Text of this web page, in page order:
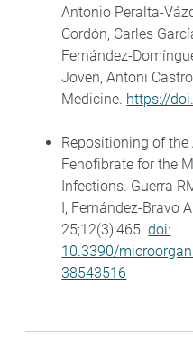
Antonio Peralta-
Cordón, Carles
Fernández-
Joven, Antoni
Medicine. https://
Repositioning of
Fenofibrate for the
Infections. Guerra
I, Fernández-Bravo
25;12(3):465.doi:
10.3390/
38543516